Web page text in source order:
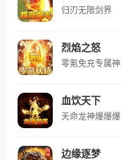
归刃无限剑界
烈焰之怒
零氪免充专属
血饮天下
天命龙神爆爆爆
边缘逐梦